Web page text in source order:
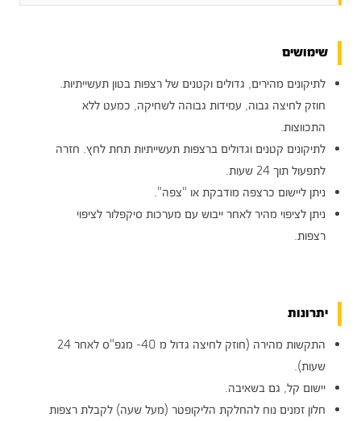
שימושים
לתיקונים מהירים, גדולים וקטנים של רצפות בטון תעשייתיות.
חוזק לחיצה גבוה, עמידות גבוהה לשחיקה, כמעט ללא
התכווצות.
לתיקונים קטנים וגדולים ברצפות תעשייתיות תחת לחץ. חזרה
לתפעול תוך 24 שעות.
ניתן ליישום כרצפה מודבקת או "צפה".
ניתן לציפוי מהיר לאחר ייבוש עם מערכות סיקפלור לציפוי
רצפות.
יתרונות
התקשות מהירה (חוזק לחיצה גדול מ 40- מגפ"ס לאחר 24
שעות).
יישום קל, גם בשאיבה.
חלון זמנים נוח להחלקת הליקופטר (מעל שעה) לקבלת רצפות